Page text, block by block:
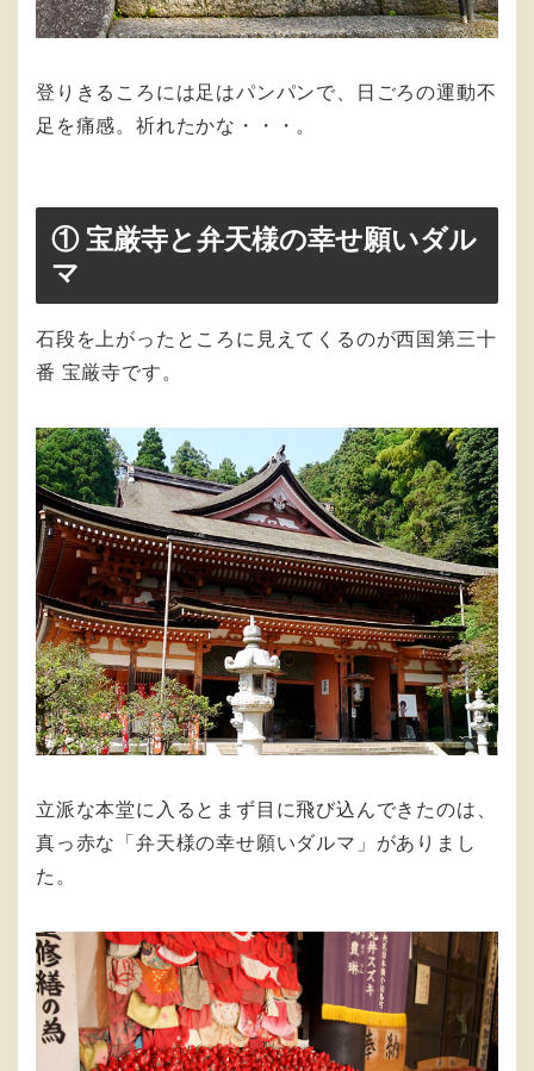
登りきるころには足はパンパンで、日ごろの運動不
足を痛感。祈れたかな・・・。
① 宝厳寺と弁天様の幸せ願いダル
マ
石段を上がったところに見えてくるのが西国第三十
番 宝厳寺です。
立派な本堂に入るとまず目に飛び込んできたのは、
真っ赤な「弁天様の幸せ願いダルマ」がありまし
た。